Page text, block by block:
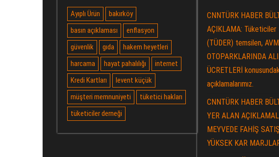
Ayıplı Ürün
bakırköy
basın açıklaması
enflasyon
güvenlik
gıda
hakem heyetleri
harcama
hayat pahalılığı
internet
Kredi Kartları
levent küçük
müşteri memnuniyeti
tüketici hakları
tüketiciler derneği
CNNTÜRK HABER
AÇIKLAMA: Tüketiciler
(TÜDER) temsilen, AVM
OTOPARKLARINDA
ÜCRETLERİ
açıklamalarımız.
CNNTÜRK HABER
YER ALAN
MEYVEDE FAHİŞ
YÜKSEK KAR